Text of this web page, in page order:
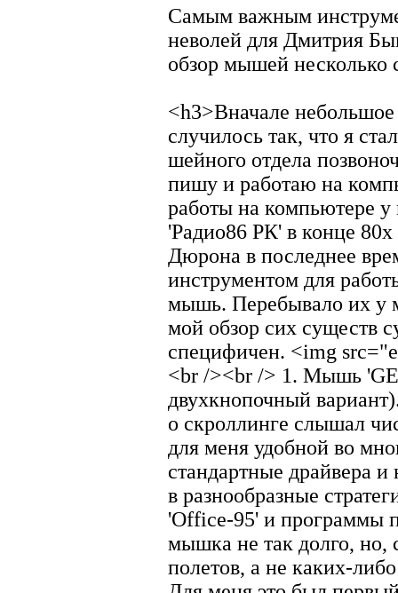
Самым важным
неволей для Дмитрия
обзор мышей несколько
<h3>Вначале
случилось так, что я
шейного отдела
пишу и работаю на
работы на компьютере у
'Радио86 РК' в конце
Дюрона в последнее
инструментом для
мышь. Перебывало их у
мой обзор сих существ
специфичен. <img
<br /><br /> 1. Мышь
двухкнопочный
о скроллинге слышал
для меня удобной во
стандартные драйвера
в разнообразные
'Оffice-95' и программы
мышка не так долго, но,
полетов, а не каких-